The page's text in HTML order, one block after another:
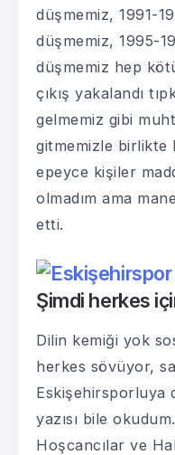
düşmemiz, 1991-
düşmemiz, 1995-
düşmemiz hep
çıkış yakalandı
gelmemiz gibi
gitmemizle birlikte
epeyce kişiler
olmadım ama
etti.
Şimdi herkes
Dilin kemiği yok
herkes sövüyor,
Eskişehirsporluya
yazısı bile
Hoşcancılar ve